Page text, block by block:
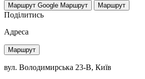
Маршрут Google Маршрут Маршрут
Поділитись
Адреса
Маршрут
вул. Володимирська 23-В, Київ